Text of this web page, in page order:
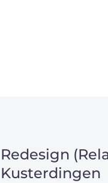
Redesign
Kusterdingen